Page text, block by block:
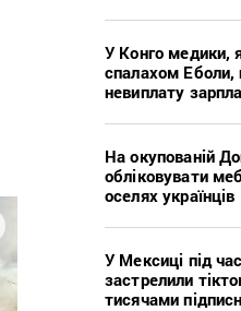
У Конго медики,
спалахом Еболи,
невиплату
На окупованій
обліковувати
оселях українців
У Мексиці під
застрелили
тисячами